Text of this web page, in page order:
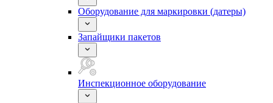
Оборудование для маркировки (датеры)
Запайщики пакетов
Инспекционное оборудование